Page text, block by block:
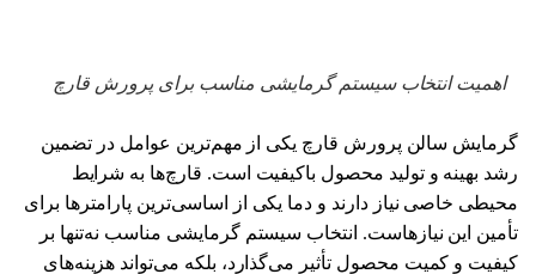
اهمیت انتخاب سیستم گرمایشی مناسب برای پرورش قارچ
گرمایش سالن پرورش قارچ یکی از مهم‌ترین عوامل در تضمین
رشد بهینه و تولید محصول باکیفیت است. قارچ‌ها به شرایط
محیطی خاصی نیاز دارند و دما یکی از اساسی‌ترین پارامترها برای
تأمین این نیازهاست. انتخاب سیستم گرمایشی مناسب نه‌تنها بر
کیفیت و کمیت محصول تأثیر می‌گذارد، بلکه می‌تواند هزینه‌های